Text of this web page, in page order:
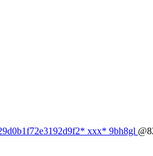
ххх* 9bh8gl